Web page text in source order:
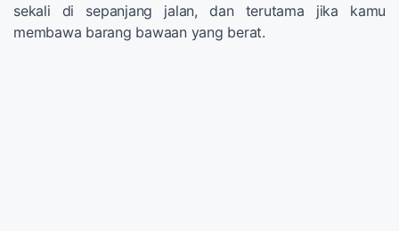
sekali di sepanjang jalan, dan terutama jika kamu
membawa barang bawaan yang berat.